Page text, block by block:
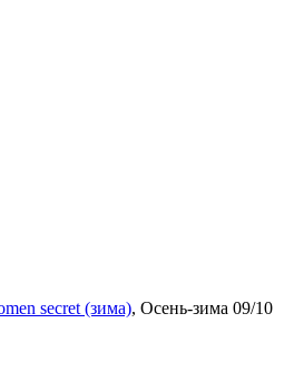
secret (зима), Осень-зима 09/10